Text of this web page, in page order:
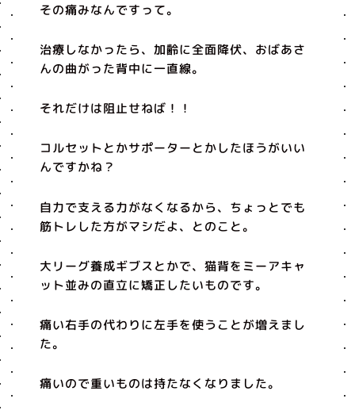
その痛みなんですって。
治療しなかったら、加齢に全面降伏、おばあさ
んの曲がった背中に一直線。
それだけは阻止せねば！！
コルセットとかサポーターとかしたほうがいい
んですかね？
自力で支える力がなくなるから、ちょっとでも
筋トレした方がマシだよ、とのこと。
大リーグ養成ギブスとかで、猫背をミーアキャ
ット並みの直立に矯正したいものです。
痛い右手の代わりに左手を使うことが増えまし
た。
痛いので重いものは持たなくなりました。